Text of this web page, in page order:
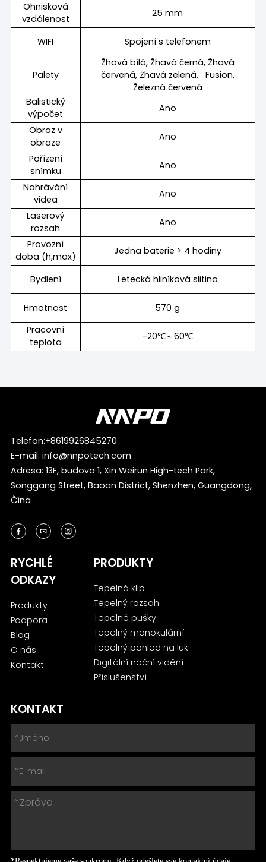
Ohnisková
vzdálenost
25 mm
WIFI Spojení s telefonem
Palety
Žhavá bílá, Žhavá černá, Žhavá
červená, Žhavá zelená, Fusion,
Železná červená
Balistický
výpočet
Ano
Obraz v
obraze
Ano
Pořízení
snímku
Ano
Nahrávání
videa
Ano
Laserový
rozsah
Ano
Provozní
doba (h,max)
Jedna baterie > 4 hodiny
Bydlení Letecká hliníková slitina
Hmotnost
570 g
Pracovní
teplota
-20℃～60℃
Telefon:+8619926845270
E-mail: info@nnpotech.com
Adresa: 13F, budova 1, Xin Weirun High-tech Park,
Songgang Street, Baoan District, Shenzhen, Guangdong,
Čína
RYCHLÉ
ODKAZY
Produkty
Podpora
Blog
O nás
Kontakt
PRODUKTY
Tepelná klip
Tepelný rozsah
Tepelné pušky
Tepelný monokulární
Tepelný pohled na luk
Digitální noční vidění
Příslušenství
KONTAKT